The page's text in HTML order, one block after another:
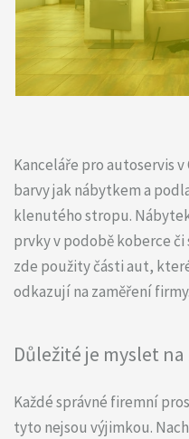
Kanceláře pro autoservis
barvy jak nábytkem a
klenutého stropu.
prvky v podobě koberce
zde použity části aut,
odkazují na zaměření firmy.
Důležité je myslet
Každé správné firemní
tyto nejsou výjimkou.